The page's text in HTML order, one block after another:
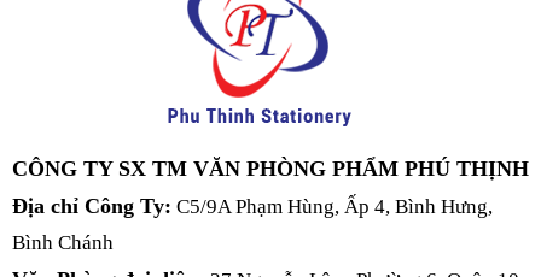
CÔNG TY SX TM VĂN PHÒNG PHẨM PHÚ THỊNH
Địa chỉ Công Ty: C5/9A Phạm Hùng, Ấp 4, Bình Hưng,
Bình Chánh